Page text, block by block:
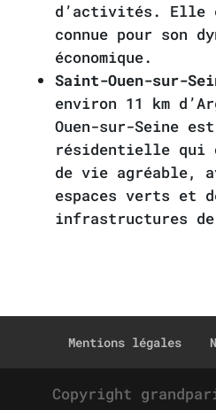
d’activités. Elle
connue pour son
économique.
Saint-Ouen-sur-
environ 11 km
Ouen-sur-Seine est
résidentielle qui
de vie agréable,
espaces verts et
infrastructures
Mentions légales
Copyright